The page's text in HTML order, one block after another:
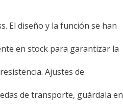
El diseño y la función se han
en stock para garantizar la
Ajustes de
de transporte, guárdala en